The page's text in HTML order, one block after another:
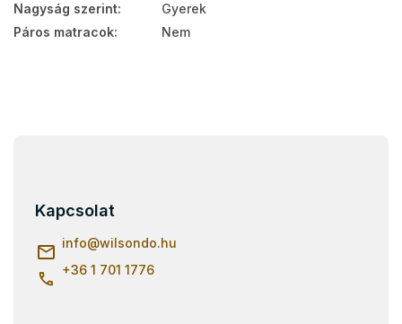
Nagyság szerint:
Gyerek
Páros matracok: Nem
Kapcsolat
info@wilsondo.hu
+36 1 701 1776